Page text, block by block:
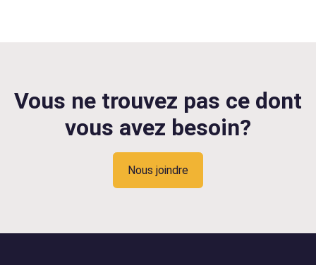
Vous ne trouvez pas ce dont
vous avez besoin?
Nous joindre